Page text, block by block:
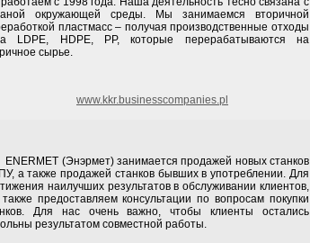
окружающей среды. Мы занимаемся вторичной
пластмасс – получая производственные отходы
LDPE, HDPE, PP, которые перерабатываются на
сырье.
www.kkr.businesscompanies.pl
(Энэрмет) занимается продажей новых станков
а также продажей станков бывших в употреблении. Для
наилучших результатов в обслуживании клиентов,
предоставляем консультации по вопросам покупки
Для нас очень важно, чтобы клиенты остались
результатом совместной работы.